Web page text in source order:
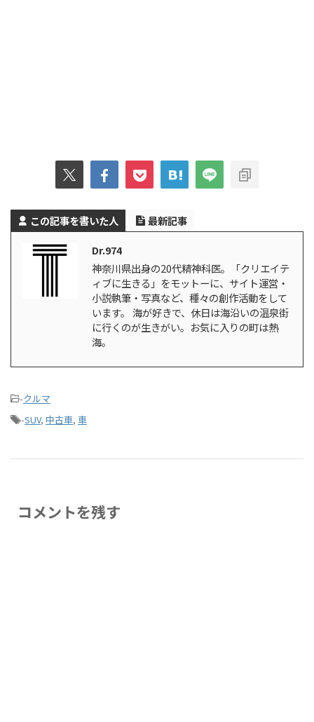
この記事を書いた人
最新記事
Dr.974
神奈川県出身の20代精神科医。「クリエイテ
ィブに生きる」をモットーに、サイト運営・
小説執筆・写真など、種々の創作活動をして
います。 海が好きで、休日は海沿いの温泉街
に行くのが生きがい。お気に入りの町は熱
海。
-クルマ
-SUV, 中古車, 車
コメントを残す